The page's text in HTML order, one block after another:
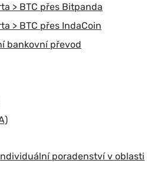
> BTC přes Bitpanda
> BTC přes IndaCoin
bankovní převod
poradenství v oblasti